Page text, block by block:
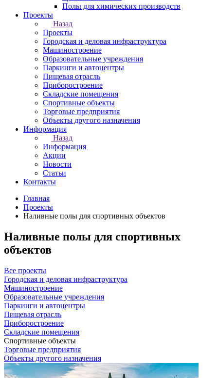
Полы для химических производств
Проекты
Назад
Проекты
Городская и деловая инфраструктура
Машиностроение
Образовательные учреждения
Паркинги и автоцентры
Пищевая отрасль
Приборостроение
Складские помещения
Спортивные объекты
Торговые предприятия
Объекты другого назначения
Информация
Назад
Информация
Акции
Новости
Статьи
Контакты
Главная
Проекты
Наливные полы для спортивных объектов
Наливные полы для спортивных
объектов
Все проекты
Городская и деловая инфраструктура
Машиностроение
Образовательные учреждения
Паркинги и автоцентры
Пищевая отрасль
Приборостроение
Складские помещения
Спортивные объекты
Торговые предприятия
Объекты другого назначения